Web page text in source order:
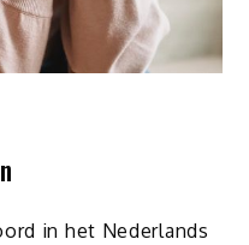
in het Nederlands